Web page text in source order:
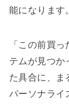
能になります。
「この前買
テムが見つか
た具合に、ま
パーソナライ